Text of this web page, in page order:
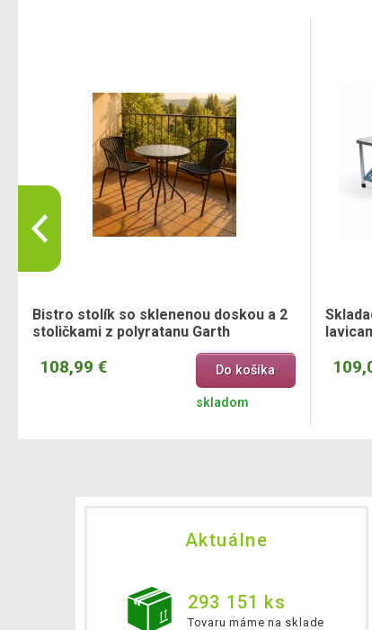
Bistro stolík so sklenenou doskou a 2
stoličkami z polyratanu Garth
108,99 € Do košíka
skladom
Aktuálne
293 151 ks
Tovaru máme na sklade